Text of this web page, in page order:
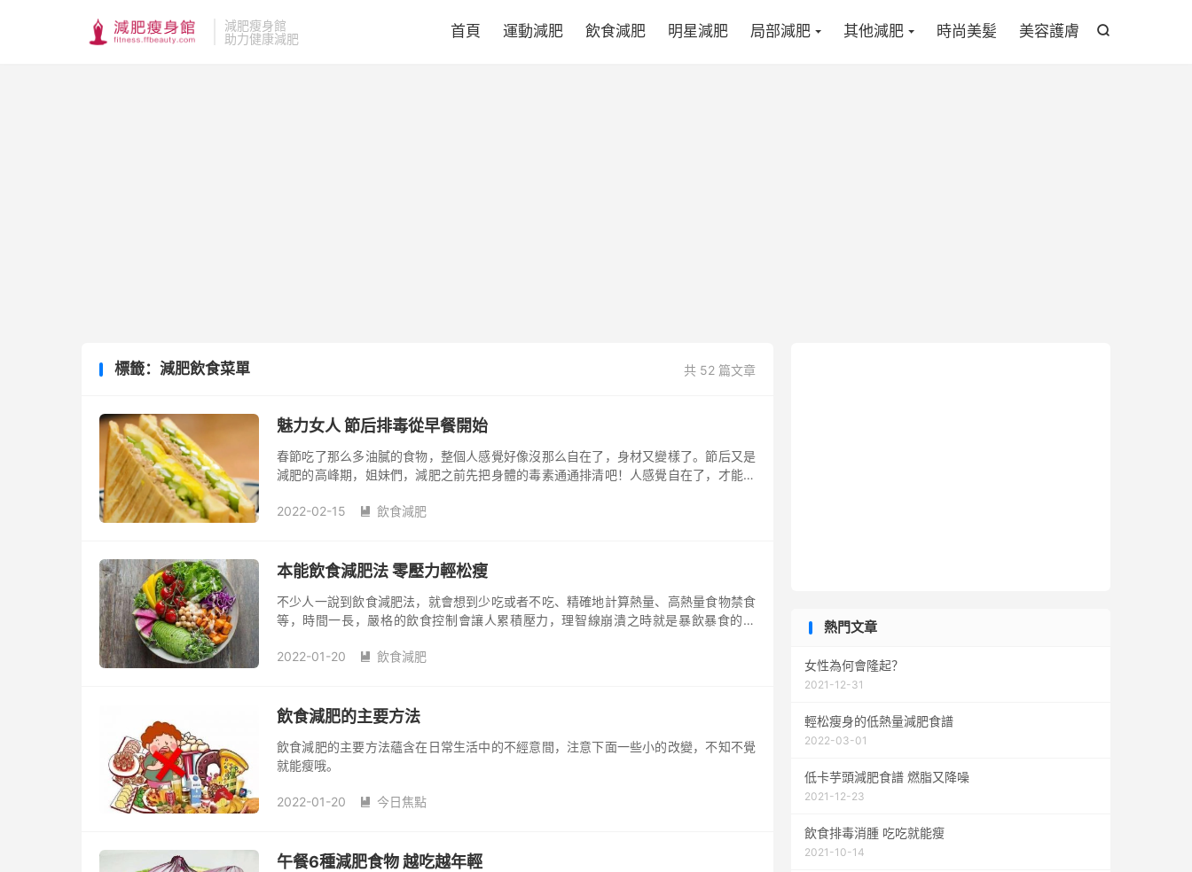
減肥瘦身館
助力健康減肥

首頁 運動減肥 飲食減肥 明星減肥 局部減肥 其他減肥 時尚美髪 美容護膚
共 52 篇文章
標籤：減肥飲食菜單
魅力女人 節后排毒從早餐開始
春節吃了那么多油膩的食物，整個人感覺好像沒那么自在了，身材又變樣了。節后又是
減肥的高峰期，姐妹們，減肥之前先把身體的毒素通通排清吧！人感覺自在了，才能好
甘藍葉：...
2022-02-15  飲食減肥
本能飲食減肥法 零壓力輕松瘦
不少人一說到飲食減肥法，就會想到少吃或者不吃、精確地計算熱量、高熱量食物禁食
等，時間一長，嚴格的飲食控制會讓人累積壓力，理智線崩潰之時就是暴飲暴食的開
飲食法則的基...
2022-01-20  飲食減肥
飲食減肥的主要方法
飲食減肥的主要方法蘊含在日常生活中的不經意間，注意下面一些小的改變，不知不覺
就能瘦哦。
2022-01-20  今日焦點
午餐6種減肥食物 越吃越年輕
熱門文章
女性為何會隆起？
2021-12-31
輕松瘦身的低熱量減肥食譜
2022-03-01
低卡芋頭減肥食譜 燃脂又降噪
2021-12-23
飲食排毒消腫 吃吃就能瘦
2021-10-14